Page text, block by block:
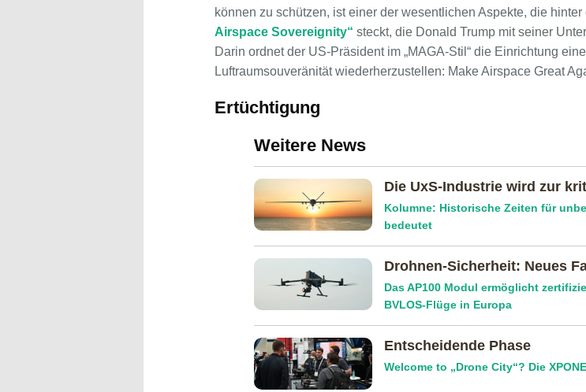
können zu schützen, ist einer der wesentlichen Aspekte, die hinter
Airspace Sovereignity“ steckt, die Donald Trump mit seiner
Darin ordnet der US-Präsident im „MAGA-Stil“ die Einrichtung
Luftraumsouveränität wiederherzustellen: Make Airspace Great
Ertüchtigung
Weitere News
Die UxS-Industrie wird zur
Kolumne: Historische Zeiten für
bedeutet
Drohnen-Sicherheit: Neues
Das AP100 Modul ermöglicht
BVLOS-Flüge in Europa
Entscheidende Phase
Welcome to „Drone City“? Die